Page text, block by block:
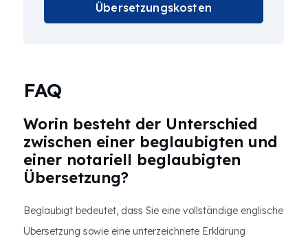
Übersetzungskosten
FAQ
Worin besteht der Unterschied
zwischen einer beglaubigten und
einer notariell beglaubigten
Übersetzung?
Beglaubigt bedeutet, dass Sie eine vollständige englische
Übersetzung sowie eine unterzeichnete Erklärung